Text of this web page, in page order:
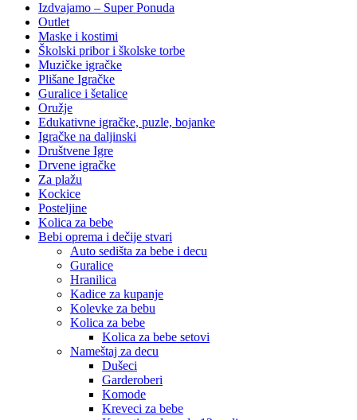
Izdvajamo – Super Ponuda
Outlet
Maske i kostimi
Školski pribor i školske torbe
Muzičke igračke
Plišane Igračke
Guralice i šetalice
Oružje
Edukativne igračke, puzle, bojanke
Igračke na daljinski
Društvene Igre
Drvene igračke
Za plažu
Kockice
Posteljine
Kolica za bebe
Bebi oprema i dečije stvari
Auto sedišta za bebe i decu
Guralice
Hranilica
Kadice za kupanje
Kolevke za bebu
Kolica za bebe
Kolica za bebe setovi
Nameštaj za decu
Dušeci
Garderoberi
Komode
Kreveci za bebe